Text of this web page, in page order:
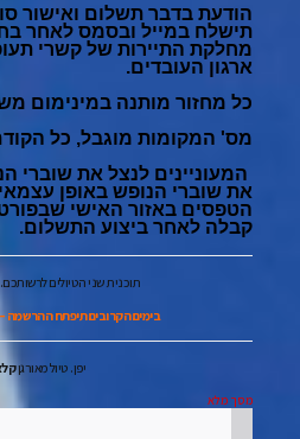
הודעת בדבר תשלום ואישור
תישלח במייל ובסמס לאחר
מחלקת התיירות של קשרי
ארגון העובדים.
כל מחזור מותנה במינימום
מס' המקומות מוגבל, כל
המעוניינים לנצל את שוברי
את שוברי הנופש באופן
הטפסים באזור האישי
קבלה לאחר ביצוע התשלום.
תוכנית שני הטיולים
בימים הקרובים תיפתח ההרשמה –
יפן. טיול מאורגן
מסך מלא